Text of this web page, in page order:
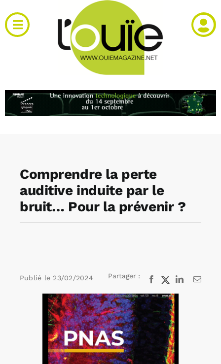
au
contenu
Toggle
Navigation
RH et emploi
Agenda
Annonces emploi
Comprendre la perte
auditive induite par le
bruit… Pour la prévenir ?
Publié le 23/02/2024 Partager : Facebook
X LinkedInEmail
agrandie